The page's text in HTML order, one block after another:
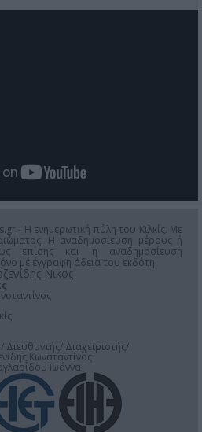
- Η ενημερωτική πύλη του Κιλκίς. Με
Η αναδημοσίευση μέρους ή
επίσης και η αναδημοσίευση
μέ έγγραφη άδεια του εκδότη.
Νικος
Διευθυντής/ Διαχειριστής/
Κωνσταντίνος
Ιωάννα